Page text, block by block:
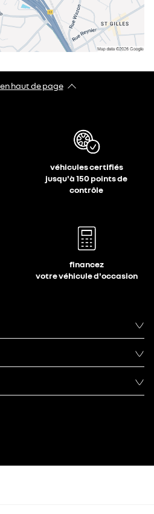
haut de page​
véhicules certifiés
jusqu'à 150 points de
contrôle
financez
votre véhicule d'occasion